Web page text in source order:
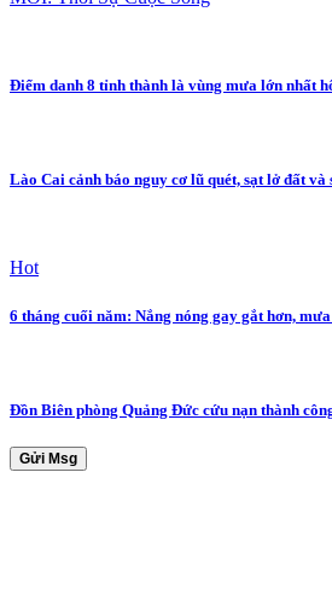
Điểm danh 8 tỉnh thành là vùng mưa lớn nhất
Lào Cai cảnh báo nguy cơ lũ quét, sạt lở đất và
Hot
6 tháng cuối năm: Nắng nóng gay gắt hơn,
Đồn Biên phòng Quảng Đức cứu nạn thành
Gửi Msg